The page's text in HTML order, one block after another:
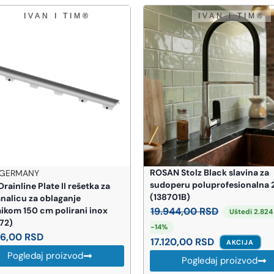
Stolz Black slavina za
poluprofesionalna 2 cevi
RSD
Uštedi 2.824 RSD ·
RSD
Pogledaj proizvod
PEŠTAN
PEŠTAN PPR Cev 40
773,00
Pogledaj proizvod